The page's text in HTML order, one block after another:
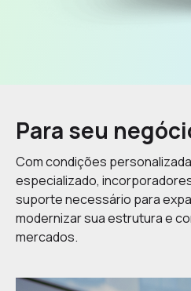
Para seu
Com condições
especializado,
suporte necessário para
modernizar sua estrutura e
mercados.